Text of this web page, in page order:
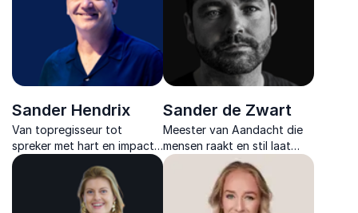
impact en groei.
omstandigheden.
Sander Hendrix
Van topregisseur tot
spreker met hart en impact.
Hij inspireert met zijn verhaal
over regie, herstel en
Sander de Zwart
Meester van Aandacht die
mensen raakt en stil laat
worden van binnen. Ervaar
rust, aandacht en zielsgeluk.